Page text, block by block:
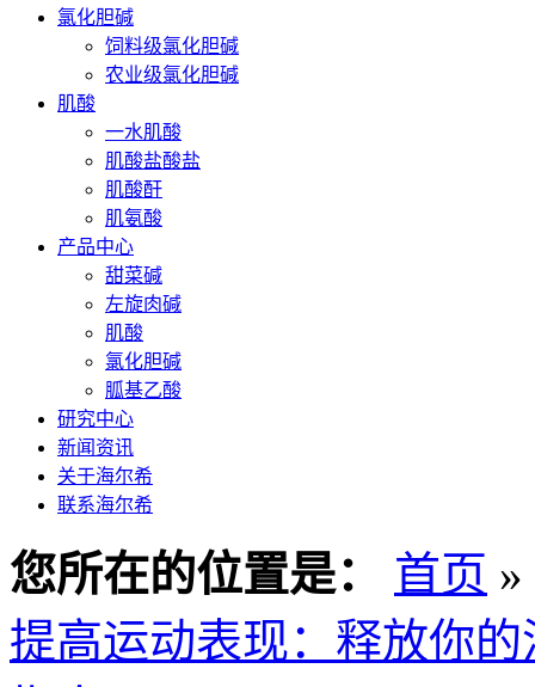
氯化胆碱
饲料级氯化胆碱
农业级氯化胆碱
肌酸
一水肌酸
肌酸盐酸盐
肌酸酐
肌氨酸
产品中心
甜菜碱
左旋肉碱
肌酸
氯化胆碱
胍基乙酸
研究中心
新闻资讯
关于海尔希
联系海尔希
您所在的位置是： 首页 »
提高运动表现：释放你